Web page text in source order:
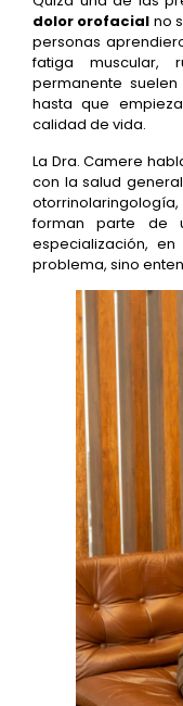
dolor orofacial no
personas
fatiga muscular,
permanente
hasta que
calidad de vida.
La Dra. Camere
con la salud
forman parte de
especialización,
problema, sino